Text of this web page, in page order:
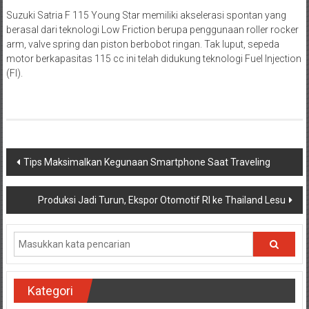
Suzuki Satria F 115 Young Star memiliki akselerasi spontan yang
berasal dari teknologi Low Friction berupa penggunaan roller rocker
arm, valve spring dan piston berbobot ringan. Tak luput, sepeda
motor berkapasitas 115 cc ini telah didukung teknologi Fuel Injection
(FI).
Navigasi
pos
Tips Maksimalkan Kegunaan Smartphone Saat Traveling
Produksi Jadi Turun, Ekspor Otomotif RI ke Thailand Lesu
Kategori